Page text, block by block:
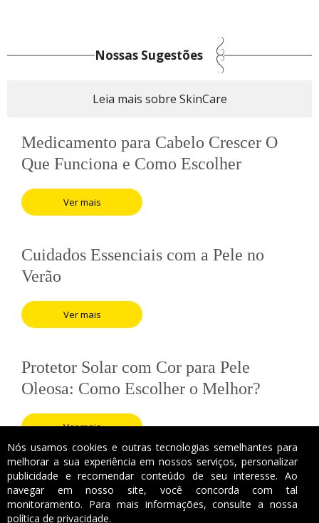
Nossas Sugestões
Leia mais sobre SkinCare
Medicamento para Cabelo Crescer O
Que Funciona e Como Escolher
Ver mais
Cuidados Essenciais com a Pele no
Verão
Ver mais
Protetor Solar com Cor para Pele
Oleosa: Como Escolher o Melhor?
Ver mais
Nós usamos cookies e outras tecnologias semelhantes para
melhorar a sua experiência em nossos serviços, personalizar
publicidade e recomendar conteúdo de seu interesse. Ao
navegar em nosso site, você concorda com tal
monitoramento. Para mais informações, consulte a nossa
política de privacidade.